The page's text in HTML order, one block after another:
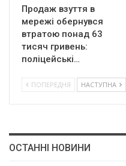
Продаж взуття в
мережі обернувся
втратою понад 63
тисяч гривень:
поліцейські…
ПОПЕРЕДНЯ НАСТУПНА
ОСТАННІ НОВИНИ